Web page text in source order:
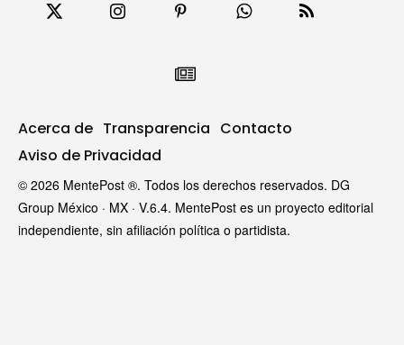
Acerca de Transparencia Contacto
Aviso de Privacidad
© 2026 MentePost ®. Todos los derechos reservados. DG
Group México · MX · V.6.4. MentePost es un proyecto editorial
independiente, sin afiliación política o partidista.